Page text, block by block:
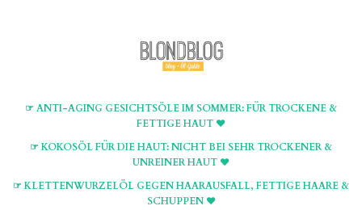
☞ ANTI-AGING GESICHTSÖLE IM SOMMER: FÜR TROCKENE &
FETTIGE HAUT ♥
☞ KOKOSÖL FÜR DIE HAUT: NICHT BEI SEHR TROCKENER &
UNREINER HAUT ♥
☞ KLETTENWURZELÖL GEGEN HAARAUSFALL, FETTIGE HAARE &
SCHUPPEN ♥